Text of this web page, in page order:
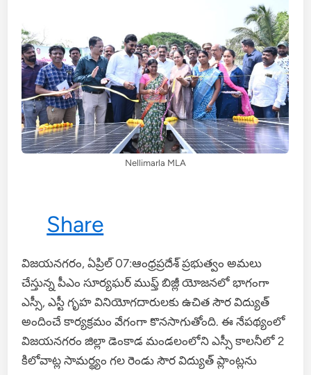
Nellimarla MLA
Share
విజయనగరం, ఏప్రిల్ 07:ఆంధ్రప్రదేశ్ ప్రభుత్వం అమలు
చేస్తున్న పీఎం సూర్యఘర్ ముఫ్త్ బిజ్లీ యోజనలో భాగంగా
ఎస్సీ, ఎస్టీ గృహ వినియోగదారులకు ఉచిత సౌర విద్యుత్
అందించే కార్యక్రమం వేగంగా కొనసాగుతోంది. ఈ నేపథ్యంలో
విజయనగరం జిల్లా డెంకాడ మండలంలోని ఎస్సీ కాలనీలో 2
కిలోవాట్ల సామర్థ్యం గల రెండు సౌర విద్యుత్ ప్లాంట్లను